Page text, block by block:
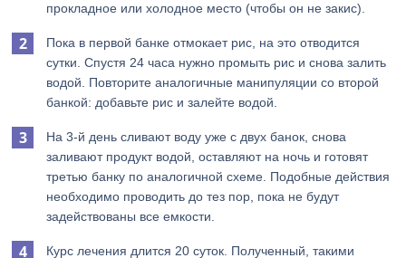
прокладное или холодное место (чтобы он не закис).
Пока в первой банке отмокает рис, на это отводится
сутки. Спустя 24 часа нужно промыть рис и снова залить
водой. Повторите аналогичные манипуляции со второй
банкой: добавьте рис и залейте водой.
На 3-й день сливают воду уже с двух банок, снова
заливают продукт водой, оставляют на ночь и готовят
третью банку по аналогичной схеме. Подобные действия
необходимо проводить до тез пор, пока не будут
задействованы все емкости.
Курс лечения длится 20 суток. Полученный, такими